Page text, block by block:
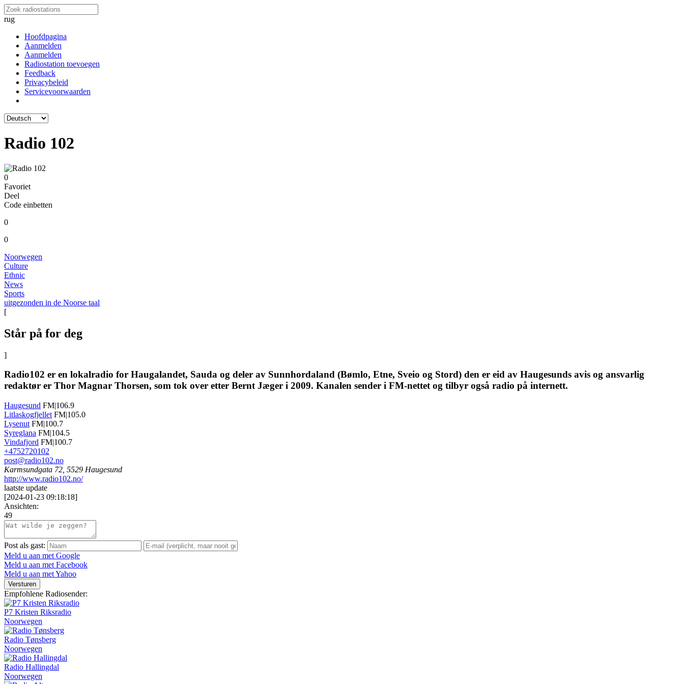
rug
Hoofdpagina
Aanmelden
Aanmelden
Radiostation toevoegen
Feedback
Privacybeleid
Servicevoorwaarden
Radio 102
0
Favoriet
Deel
Code einbetten
0
0
Noorwegen
Culture
Ethnic
News
Sports
uitgezonden in de Noorse taal
[
Står på for deg
]
Radio102 er en lokalradio for Haugalandet, Sauda og deler av Sunnhordaland (Bømlo, Etne, Sveio og Stord) den er eid av Haugesunds avis og ansvarlig
redaktør er Thor Magnar Thorsen, som tok over etter Bernt Jæger i 2009. Kanalen sender i FM-nettet og tilbyr også radio på internett.
Haugesund FM|106.9
Litlaskogfjellet FM|105.0
Lysenut FM|100.7
Syreglana FM|104.5
Vindafjord FM|100.7
+4752720102
post@radio102.no
Karmsundgata 72, 5529 Haugesund
http://www.radio102.no/
laatste update
[2024-01-23 09:18:18]
Ansichten:
49
Post als gast:
Meld u aan met Google
Meld u aan met Facebook
Meld u aan met Yahoo
Versturen
Empfohlene Radiosender:
P7 Kristen Riksradio
Noorwegen
Radio Tønsberg
Noorwegen
Radio Hallingdal
Noorwegen